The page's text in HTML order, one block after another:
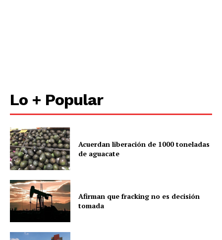
Lo + Popular
Acuerdan liberación de 1000 toneladas
de aguacate
Afirman que fracking no es decisión
tomada